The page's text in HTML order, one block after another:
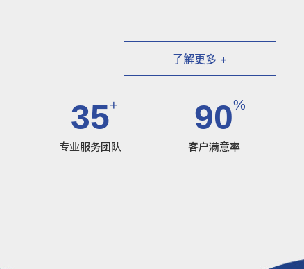
了解更多 +
35+
专业服务团队
90%
客户满意率